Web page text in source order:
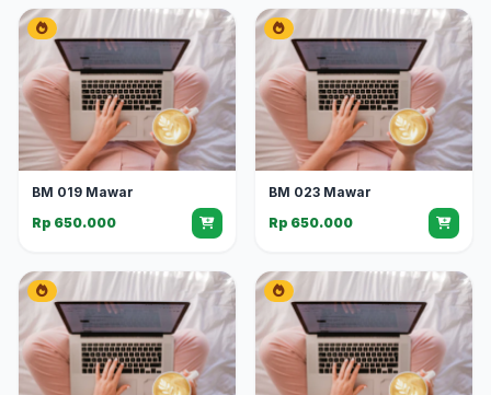
BM 019 Mawar
Rp 650.000
BM 023 Mawar
Rp 650.000